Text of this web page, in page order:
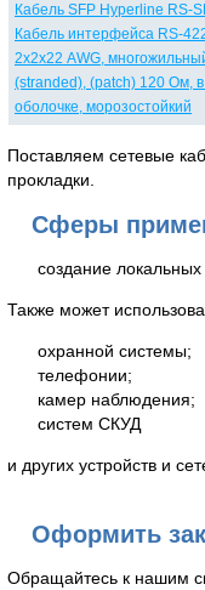
Кабель SFP Hyperline RS-
Кабель интерфейса RS-
2х2х22 AWG,
(stranded), (patch) 120 Ом,
оболочке, морозостойкий
Поставляем сетевые
прокладки.
Сферы
создание локальных
Также может
охранной системы;
телефонии;
камер наблюдения;
систем СКУД
и других устройств и
Оформить
Обращайтесь к нашим